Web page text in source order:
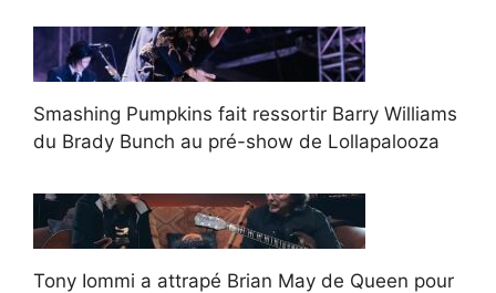
Smashing Pumpkins fait ressortir Barry Williams
du Brady Bunch au pré-show de Lollapalooza
Tony Iommi a attrapé Brian May de Queen pour